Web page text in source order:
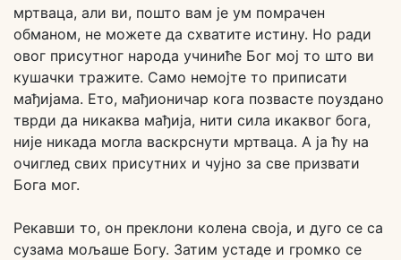
мртваца, али ви, пошто вам је ум помрачен
обманом, не можете да схватите истину. Но ради
овог присутног народа учиниће Бог мој то што ви
кушачки тражите. Само немојте то приписати
мађијама. Ето, мађионичар кога позвасте поуздано
тврди да никаква мађија, нити сила икаквог бога,
није никада могла васкрснути мртваца. А ја ћу на
очиглед свих присутних и чујно за све призвати
Бога мог.
Рекавши то, он преклони колена своја, и дуго се са
сузама мољаше Богу. Затим устаде и громко се